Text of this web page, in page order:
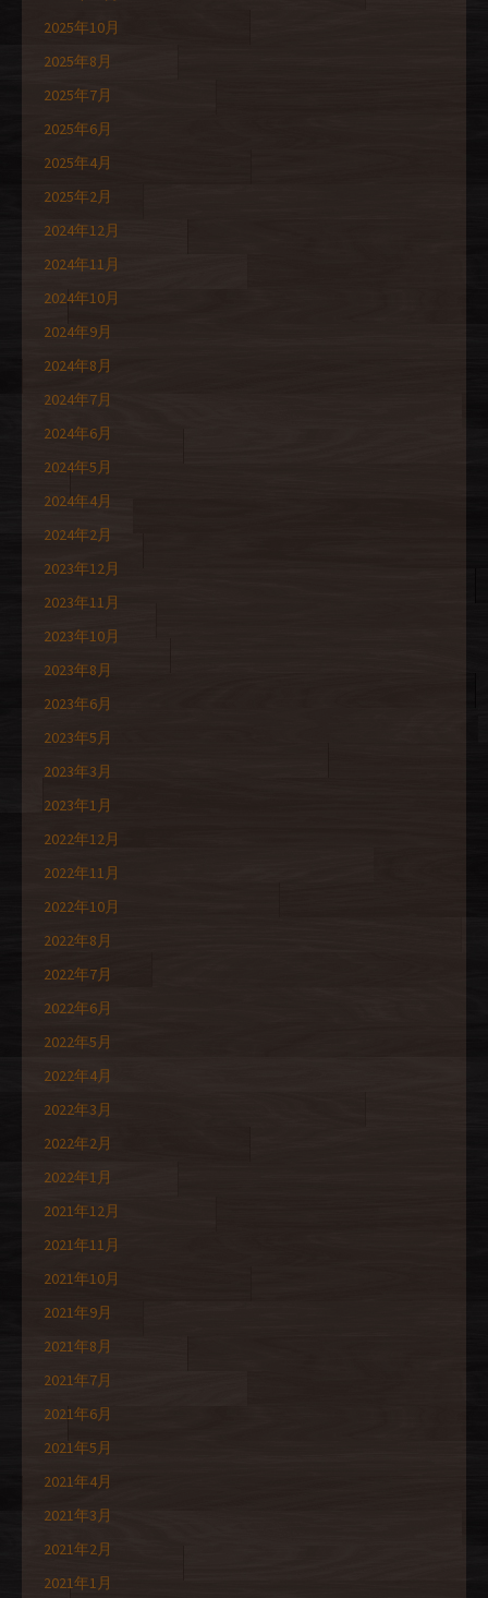
2025年10月
2025年8月
2025年7月
2025年6月
2025年4月
2025年2月
2024年12月
2024年11月
2024年10月
2024年9月
2024年8月
2024年7月
2024年6月
2024年5月
2024年4月
2024年2月
2023年12月
2023年11月
2023年10月
2023年8月
2023年6月
2023年5月
2023年3月
2023年1月
2022年12月
2022年11月
2022年10月
2022年8月
2022年7月
2022年6月
2022年5月
2022年4月
2022年3月
2022年2月
2022年1月
2021年12月
2021年11月
2021年10月
2021年9月
2021年8月
2021年7月
2021年6月
2021年5月
2021年4月
2021年3月
2021年2月
2021年1月